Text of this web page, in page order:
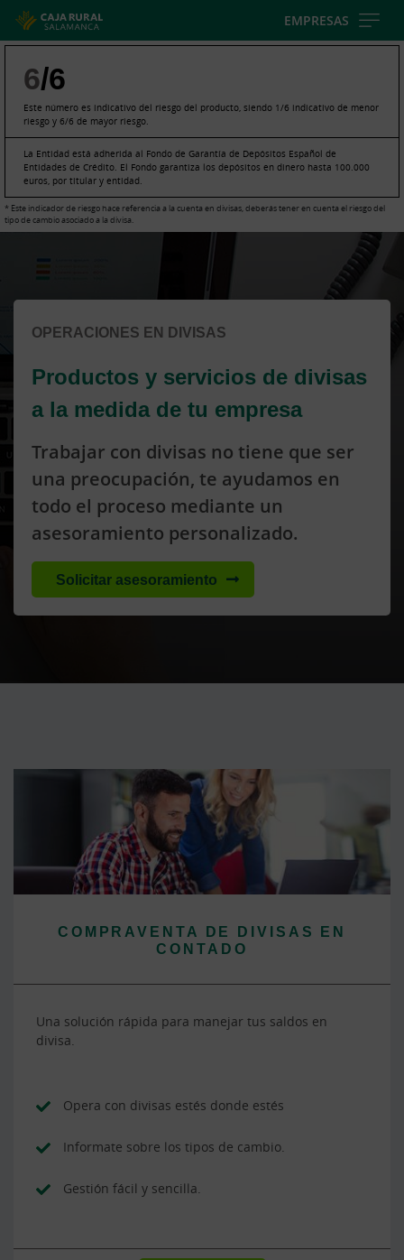
EMPRESAS
6/6
Este número es indicativo del riesgo del producto, siendo 1/6 indicativo de menor
riesgo y 6/6 de mayor riesgo.
La Entidad está adherida al Fondo de Garantía de Depósitos Español de
Entidades de Crédito. El Fondo garantiza los depósitos en dinero hasta 100.000
euros, por titular y entidad.
* Este indicador de riesgo hace referencia a la cuenta en divisas, deberás tener en cuenta el riesgo del
tipo de cambio asociado a la divisa.
contenido,
favor
espere...
OPERACIONES EN DIVISAS
Productos y servicios de divisas
a la medida de tu empresa
Trabajar con divisas no tiene que ser
una preocupación, te ayudamos en
todo el proceso mediante un
asesoramiento personalizado.
Solicitar asesoramiento
COMPRAVENTA DE DIVISAS EN
CONTADO
Una solución rápida para manejar tus saldos en
divisa.
Opera con divisas estés donde estés
Informate sobre los tipos de cambio.
Gestión fácil y sencilla.